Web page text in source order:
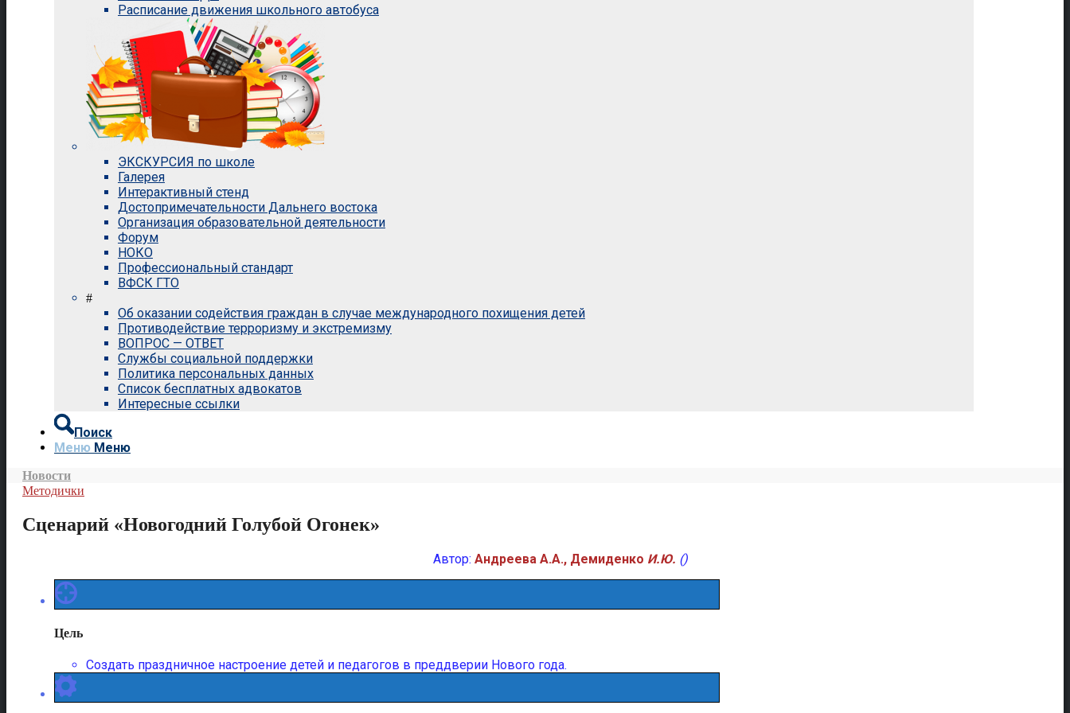
Расписание движения школьного автобуса
ЭКСКУРСИЯ по школе
Галерея
Интерактивный стенд
Достопримечательности Дальнего востока
Организация образовательной деятельности
Форум
НОКО
Профессиональный стандарт
ВФСК ГТО
#
Об оказании содействия граждан в случае международного похищения детей
Противодействие терроризму и экстремизму
ВОПРОС — ОТВЕТ
Службы социальной поддержки
Политика персональных данных
Список бесплатных адвокатов
Интересные ссылки
Поиск
Меню Меню
Новости
Методички
Сценарий «Новогодний Голубой Огонек»
Автор: Андреева А.А., Демиденко И.Ю. ()
Цель
Создать праздничное настроение детей и педагогов в преддверии Нового года.